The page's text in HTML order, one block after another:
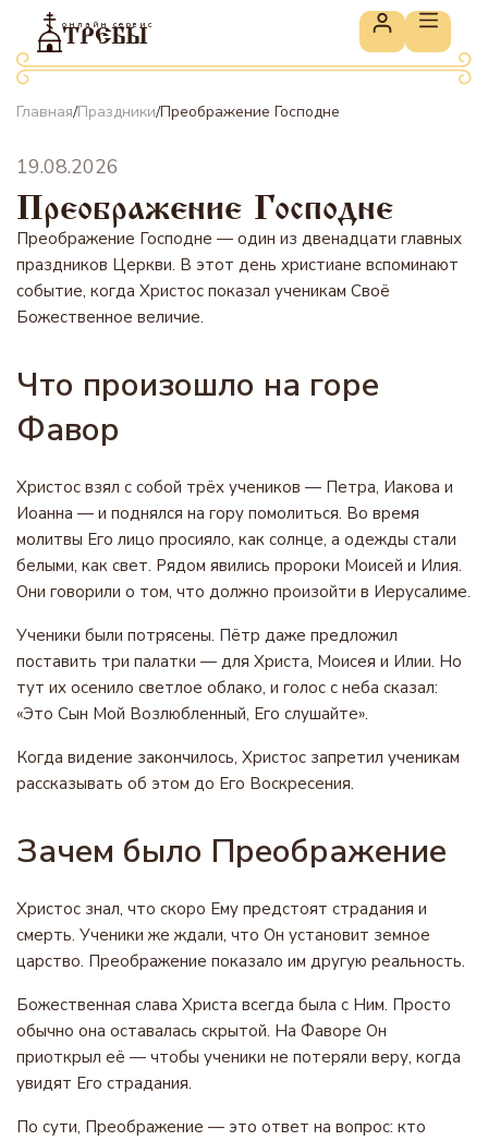
онлайн сервис
ТРЕБЫ
Главная/Праздники/Преображение Господне
19.08.2026
Преображение Господне
Преображение Господне — один из двенадцати главных
праздников Церкви. В этот день христиане вспоминают
событие, когда Христос показал ученикам Своё
Божественное величие.
Что произошло на горе
Фавор
Христос взял с собой трёх учеников — Петра, Иакова и
Иоанна — и поднялся на гору помолиться. Во время
молитвы Его лицо просияло, как солнце, а одежды стали
белыми, как свет. Рядом явились пророки Моисей и Илия.
Они говорили о том, что должно произойти в Иерусалиме.
Ученики были потрясены. Пётр даже предложил
поставить три палатки — для Христа, Моисея и Илии. Но
тут их осенило светлое облако, и голос с неба сказал:
«Это Сын Мой Возлюбленный, Его слушайте».
Когда видение закончилось, Христос запретил ученикам
рассказывать об этом до Его Воскресения.
Зачем было Преображение
Христос знал, что скоро Ему предстоят страдания и
смерть. Ученики же ждали, что Он установит земное
царство. Преображение показало им другую реальность.
Божественная слава Христа всегда была с Ним. Просто
обычно она оставалась скрытой. На Фаворе Он
приоткрыл её — чтобы ученики не потеряли веру, когда
увидят Его страдания.
По сути, Преображение — это ответ на вопрос: кто